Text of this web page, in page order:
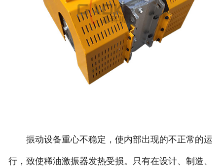
振动设备重心不稳定，使内部出现的不正常的运
行，致使稀油激振器发热受损。只有在设计、制造、